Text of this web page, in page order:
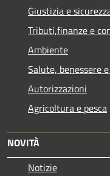
Giustizia e
Tributi,finanze e
Ambiente
Salute, benessere
Autorizzazioni
Agricoltura e pesca
NOVITÀ
Notizie